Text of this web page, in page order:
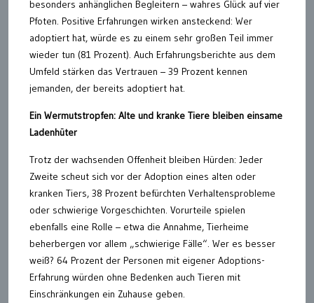
besonders anhänglichen Begleitern – wahres Glück auf vier
Pfoten. Positive Erfahrungen wirken ansteckend: Wer
adoptiert hat, würde es zu einem sehr großen Teil immer
wieder tun (81 Prozent). Auch Erfahrungsberichte aus dem
Umfeld stärken das Vertrauen – 39 Prozent kennen
jemanden, der bereits adoptiert hat.
Ein Wermutstropfen: Alte und kranke Tiere bleiben einsame
Ladenhüter
Trotz der wachsenden Offenheit bleiben Hürden: Jeder
Zweite scheut sich vor der Adoption eines alten oder
kranken Tiers, 38 Prozent befürchten Verhaltensprobleme
oder schwierige Vorgeschichten. Vorurteile spielen
ebenfalls eine Rolle – etwa die Annahme, Tierheime
beherbergen vor allem „schwierige Fälle“. Wer es besser
weiß? 64 Prozent der Personen mit eigener Adoptions-
Erfahrung würden ohne Bedenken auch Tieren mit
Einschränkungen ein Zuhause geben.